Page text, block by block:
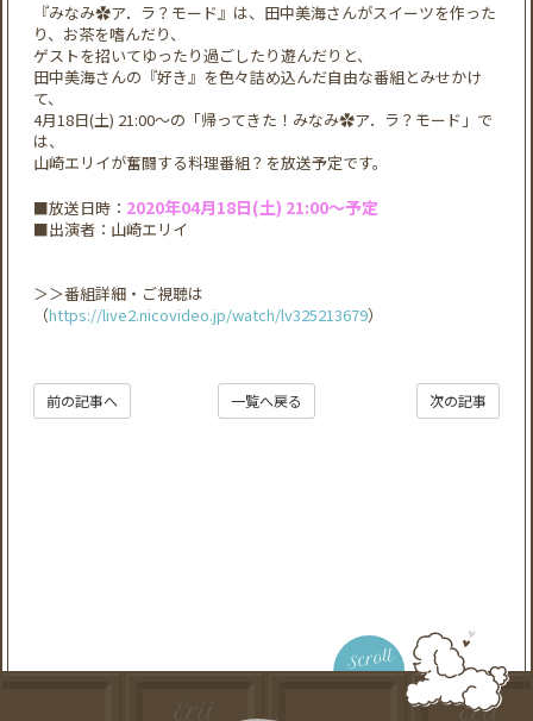
​『みなみ✿ア．ラ？モード』は、田中美海さんがスイーツを作った
り、お茶を嗜んだり、
ゲストを招いてゆったり過ごしたり遊んだりと、
田中美海​さん​の『好き』を色々詰め込んだ自由な番組とみせかけ
て、
4​月​18​日​(土) 21:00～​の​「帰ってきた！みなみ✿ア．ラ？モード」で
は、
山崎エリイが奮闘する料理番組？を放送予定です。
■放送日時： 2020​年​04​月​18​日​(土) 21:00～​​予定
■出演者：山崎エリイ
＞＞番組詳細・ご視聴は
（https://live2.nicovideo.jp/watch/lv325213679）
次の記事
一覧へ戻る
前の記事へ
Scroll